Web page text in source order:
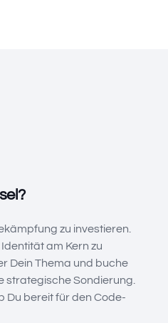
zu investieren.
am Kern zu
Dein Thema und buche
strategische Sondierung.
Du bereit für den Code-